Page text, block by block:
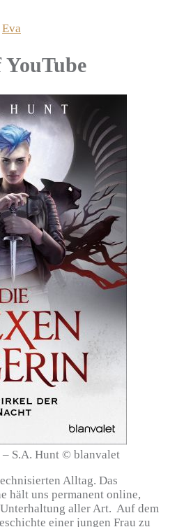
Eva
S.A. Hunt © blanvalet
Alltag. Das
hält uns permanent online,
aller Art. Auf dem
einer jungen Frau zu